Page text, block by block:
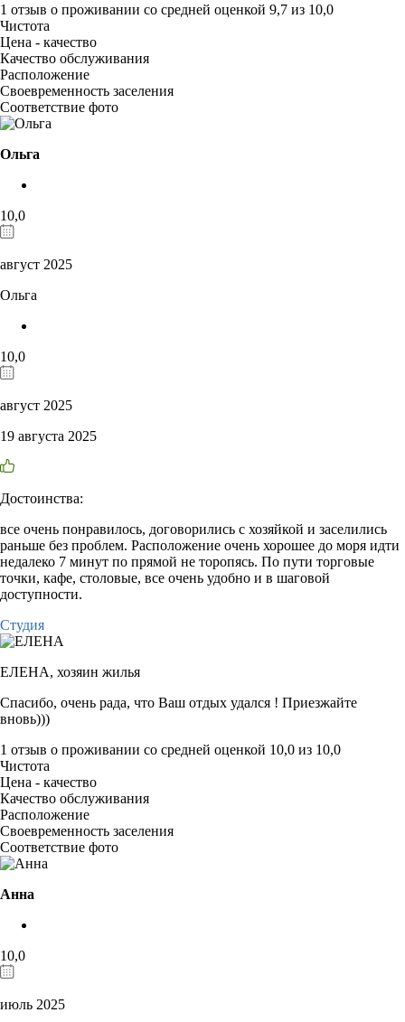
1 отзыв о проживании со средней оценкой 9,7 из 10,0
Чистота
Цена - качество
Качество обслуживания
Расположение
Своевременность заселения
Соответствие фото
Ольга
10,0
август 2025
Ольга
10,0
август 2025
19 августа 2025
Достоинства:
все очень понравилось, договорились с хозяйкой и заселились
раньше без проблем. Расположение очень хорошее до моря идти
недалеко 7 минут по прямой не торопясь. По пути торговые
точки, кафе, столовые, все очень удобно и в шаговой
доступности.
Студия
ЕЛЕНА, хозяин жилья
Спасибо, очень рада, что Ваш отдых удался ! Приезжайте
вновь)))
1 отзыв о проживании со средней оценкой 10,0 из 10,0
Чистота
Цена - качество
Качество обслуживания
Расположение
Своевременность заселения
Соответствие фото
Анна
10,0
июль 2025